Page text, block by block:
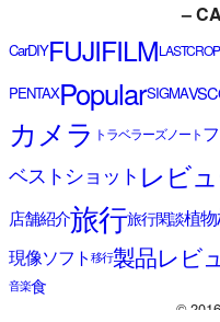
–
CarDIYFUJIFILM
PENTAXPopularSIGMA
カメラ トラベラーズノート
ベストショット レビ
店舗紹介旅行旅行閑談植物
現像ソフト 移行製品レビ
音楽食
©